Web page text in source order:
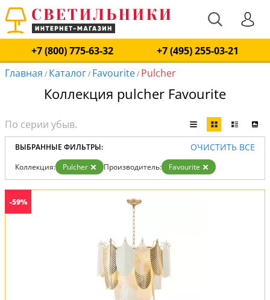
+7 (800) 775-63-32
+7 (495) 255-03-21
Главная / Каталог/ Favourite/ Pulcher
Коллекция pulcher Favourite
ВЫБРАННЫЕ ФИЛЬТРЫ: ОЧИСТИТЬ ВСЕ
Коллекция: Pulcher Производитель: Favourite
-59%